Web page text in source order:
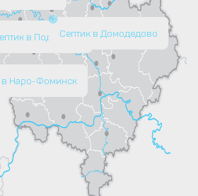
в Подольске
в Наро-Фоминск
Септик в Домодедово